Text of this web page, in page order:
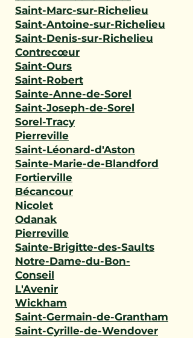
Saint-Marc-sur-Richelieu
Saint-Antoine-sur-Richelieu
Saint-Denis-sur-Richelieu
Contrecœur
Saint-Ours
Saint-Robert
Sainte-Anne-de-Sorel
Saint-Joseph-de-Sorel
Sorel-Tracy
Pierreville
Saint-Léonard-d'Aston
Sainte-Marie-de-Blandford
Fortierville
Bécancour
Nicolet
Odanak
Pierreville
Sainte-Brigitte-des-Saults
Notre-Dame-du-Bon-
Conseil
L'Avenir
Wickham
Saint-Germain-de-Grantham
Saint-Cyrille-de-Wendover